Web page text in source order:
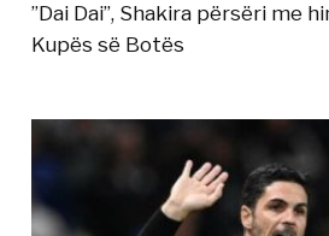
”Dai Dai”, Shakira përsëri me
Kupës së Botës